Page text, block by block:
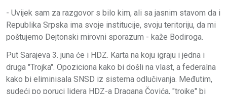
- Uvijek sam za razgovor s bilo kim, ali sa jasnim stavom da i
Republika Srpska ima svoje institucije, svoju teritoriju, da mi
poštujemo Dejtonski mirovni sporazum - kaže Bodiroga.
Put Sarajeva 3. juna će i HDZ. Karta na koju igraju i jedna i
druga "Trojka". Opoziciona kako bi došli na vlast, a federalna
kako bi eliminisala SNSD iz sistema odlučivanja. Međutim,
sudeći po poruci lidera HDZ-a Dragana Čovića, "trojke" bi